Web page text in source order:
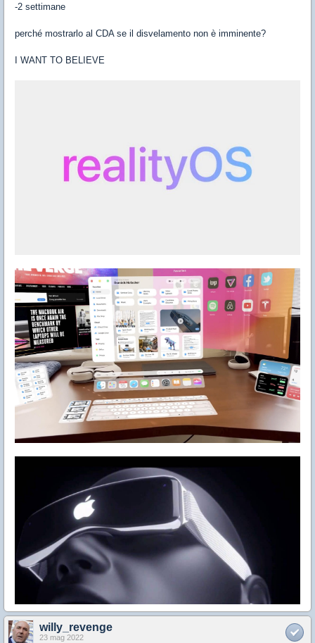
-2 settimane
perché mostrarlo al CDA se il disvelamento non è imminente?
I WANT TO BELIEVE
willy_revenge
23 mag 2022